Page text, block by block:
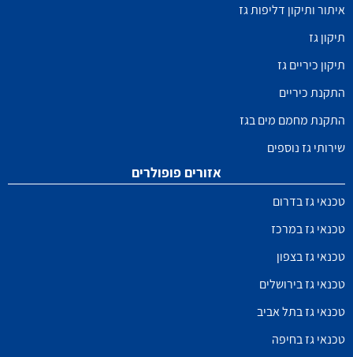
איתור ותיקון דליפות גז
תיקון גז
תיקון כיריים גז
התקנת כיריים
התקנת מחמם מים בגז
שירותי גז נוספים
אזורים פופולרים
טכנאי גז בדרום
טכנאי גז במרכז
טכנאי גז בצפון
טכנאי גז בירושלים
טכנאי גז בתל אביב
טכנאי גז בחיפה